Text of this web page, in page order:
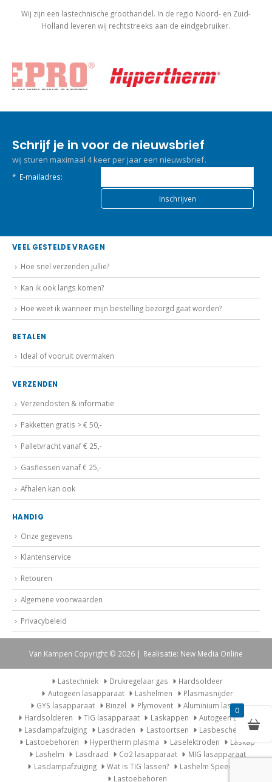
Wij zijn een lastechnische groothandel. In de regio Noord- en Zuid-
Holland leveren wij rechtstreeks aan de eindgebruiker.
Schrijf je in voor de nieuwsbrief
wij sturen maximaal 4 keer per jaar een nieuwsbrief.
E-mailadres:
VEEL GESTELDE VRAGEN
Kan ik ook langs komen?
Hoe weet ik wanneer mijn bestelling bezorgd gaat worden?
Pakketten gratis > € 50,-
Palletvracht vanaf € 25,-
Gasflessen vanaf € 25,-
Afhalen kan ook
Klantenservice
Retouren
Algemene voorwaarden
Privacybeleid
Lastechniek Drukregelaar gas
Hardsoldeer
Autogeen lasapparaat
Lashelmen
Plasmasnijder
GYS lasapparaat
Binzel Plymovent
Aluminium lassen
Hardsolderen
TIG lasapparaat Laskappen
Autogeen Lasset
Lasdampafzuiging
Lasdraden Lastoortsen
Lasbescherming
Lastoebehoren
Hypertherm plasma Laselektroden
Laskap
Lashelm
Lasdraad Co2 lasapparaat
MIG lasapparaat
Lasdampafzuiging
Wat is TIG lassen?
Lashelm Speedglas
Lastoebehoren
0